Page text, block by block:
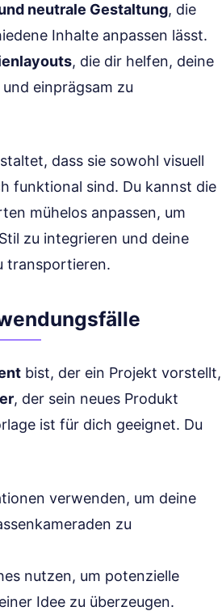
neutrale Gestaltung, die
Inhalte anpassen lässt.
, die dir helfen, deine
einprägsam zu
dass sie sowohl visuell
funktional sind. Du kannst die
mühelos anpassen, um
zu integrieren und deine
transportieren.
bist, der ein Projekt vorstellt,
, der sein neues Produkt
ist für dich geeignet. Du
verwenden, um deine
zu
nutzen, um potenzielle
Idee zu überzeugen.